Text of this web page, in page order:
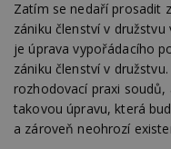
Zatím se nedaří prosadit
zániku členství v
je úprava vypořádacího
zániku členství v
rozhodovací praxi
takovou úpravu, která
a zároveň neohrozí